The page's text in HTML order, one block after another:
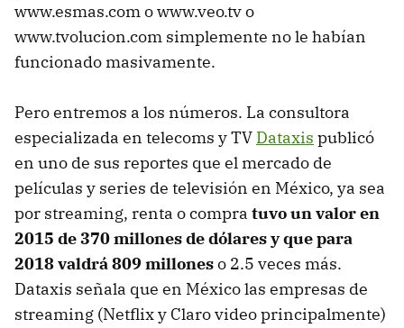
www.esmas.com o www.veo.tv o
www.tvolucion.com simplemente no le habían
funcionado masivamente.
Pero entremos a los números. La consultora
especializada en telecoms y TV Dataxis publicó
en uno de sus reportes que el mercado de
películas y series de televisión en México, ya sea
por streaming, renta o compra tuvo un valor en
2015 de 370 millones de dólares y que para
2018 valdrá 809 milloneso 2.5 veces más.
Dataxis señala que en México las empresas de
streaming (Netflix y Claro video principalmente)